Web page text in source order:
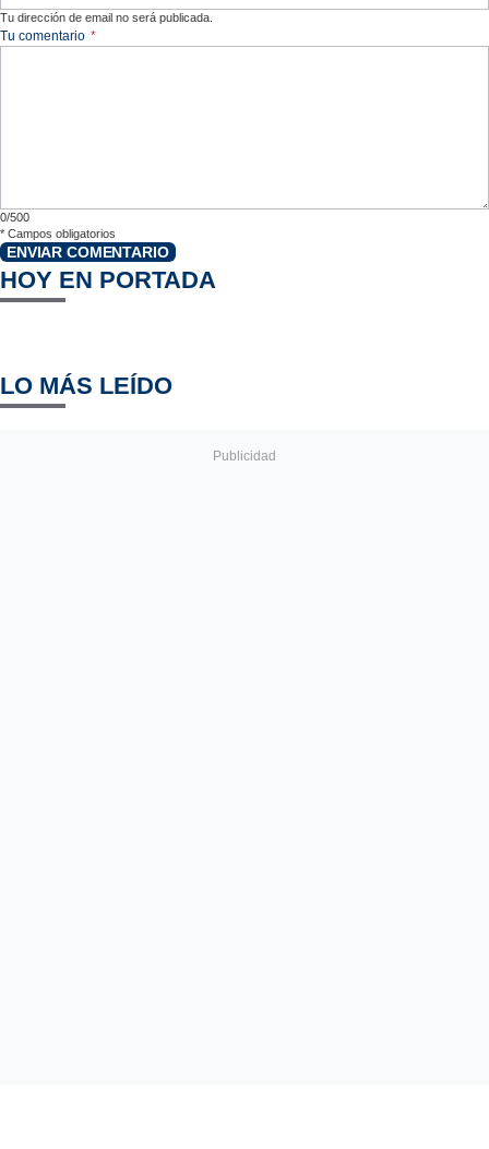
Tu dirección de email no será publicada.
Tu comentario *
0/500
* Campos obligatorios
ENVIAR COMENTARIO
HOY EN PORTADA
LO MÁS LEÍDO